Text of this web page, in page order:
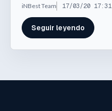
iNBest Team 17/03/20 17:31
Seguir leyendo